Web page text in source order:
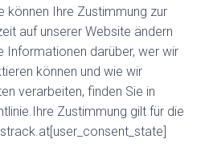
können Ihre Zustimmung zur
auf unserer Website ändern
Informationen darüber, wer wir
können und wie wir
verarbeiten, finden Sie in
Zustimmung gilt für die